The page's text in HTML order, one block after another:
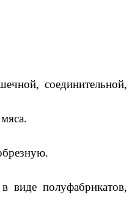
соединительной,
полуфабрикатов,